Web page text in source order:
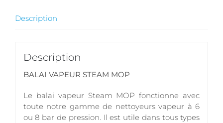
Description
Description
BALAI VAPEUR STEAM MOP
Le balai vapeur Steam MOP fonctionne avec
toute notre gamme de nettoyeurs vapeur à 6
ou 8 bar de pression. Il est utile dans tous types